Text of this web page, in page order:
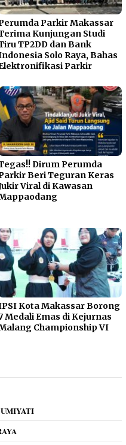
Parkir Makassar
Kunjungan Studi
TP2DD dan Bank
Solo Raya, Bahas
Parkir
Dirum Perumda
Beri Teguran Keras
Viral di Kawasan
Kota Makassar Borong
Medali Emas di Kejurnas
Championship VI
UMIYATI